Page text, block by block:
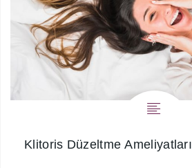
Klitoris Düzeltme Ameliyatları